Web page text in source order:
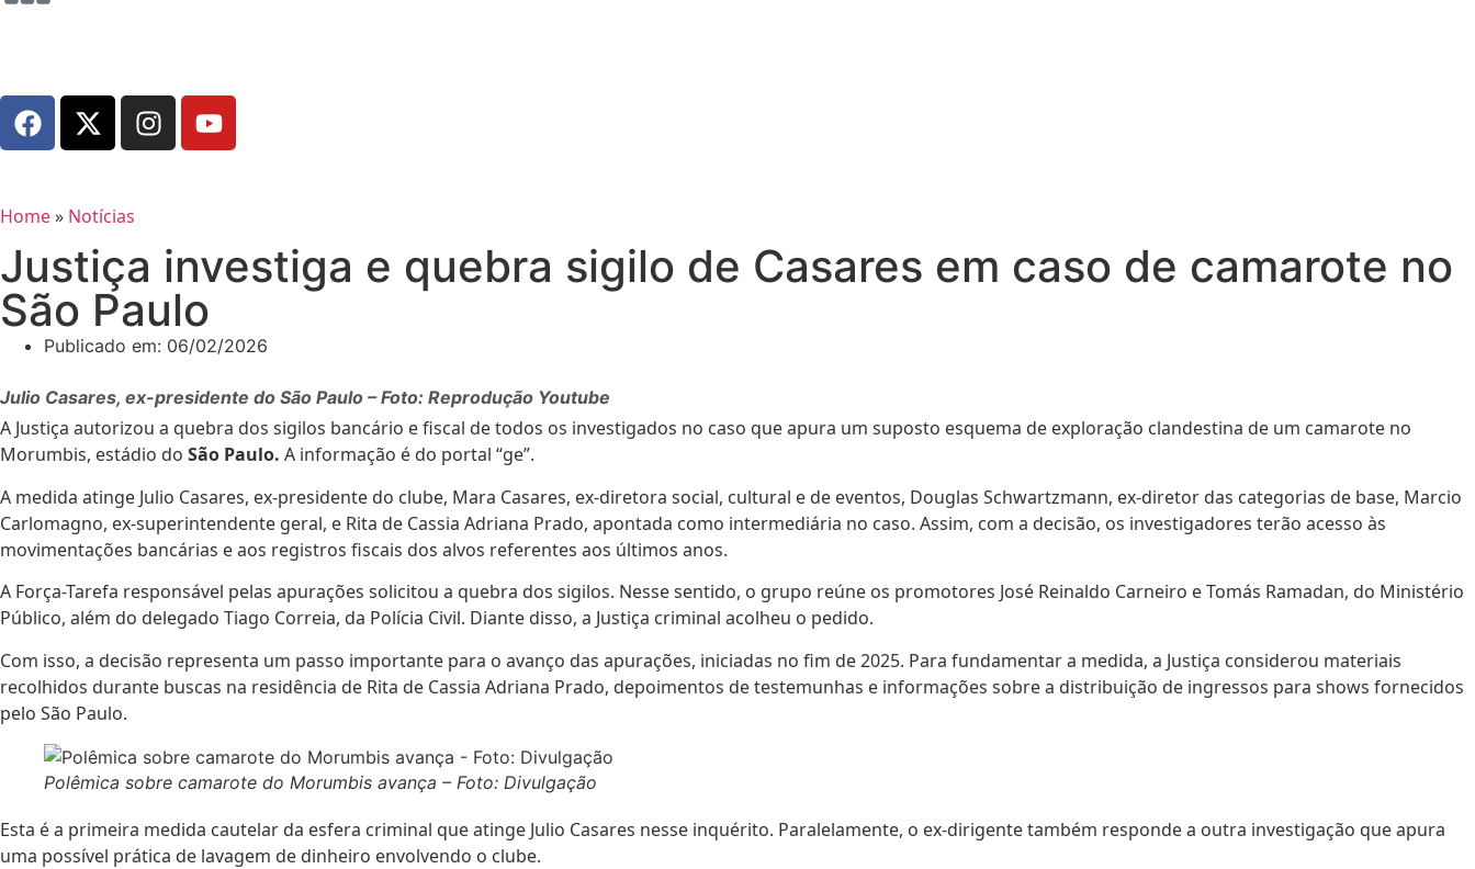
Home» Notícias
Justiça investiga e quebra sigilo de Casares em caso de camarote no
São Paulo
Publicado em: 06/02/2026
Julio Casares, ex-presidente do São Paulo – Foto: Reprodução Youtube
A Justiça autorizou a quebra dos sigilos bancário e fiscal de todos os investigados no caso que apura um suposto esquema de exploração clandestina de um camarote no
Morumbis, estádio do São Paulo. A informação é do portal “ge”.
A medida atinge Julio Casares, ex-presidente do clube, Mara Casares, ex-diretora social, cultural e de eventos, Douglas Schwartzmann, ex-diretor das categorias de base, Marcio
Carlomagno, ex-superintendente geral, e Rita de Cassia Adriana Prado, apontada como intermediária no caso. Assim, com a decisão, os investigadores terão acesso às
movimentações bancárias e aos registros fiscais dos alvos referentes aos últimos anos.
A Força-Tarefa responsável pelas apurações solicitou a quebra dos sigilos. Nesse sentido, o grupo reúne os promotores José Reinaldo Carneiro e Tomás Ramadan, do Ministério
Público, além do delegado Tiago Correia, da Polícia Civil. Diante disso, a Justiça criminal acolheu o pedido.
Com isso, a decisão representa um passo importante para o avanço das apurações, iniciadas no fim de 2025. Para fundamentar a medida, a Justiça considerou materiais
recolhidos durante buscas na residência de Rita de Cassia Adriana Prado, depoimentos de testemunhas e informações sobre a distribuição de ingressos para shows fornecidos
pelo São Paulo.
Polêmica sobre camarote do Morumbis avança – Foto: Divulgação
Esta é a primeira medida cautelar da esfera criminal que atinge Julio Casares nesse inquérito. Paralelamente, o ex-dirigente também responde a outra investigação que apura
uma possível prática de lavagem de dinheiro envolvendo o clube.